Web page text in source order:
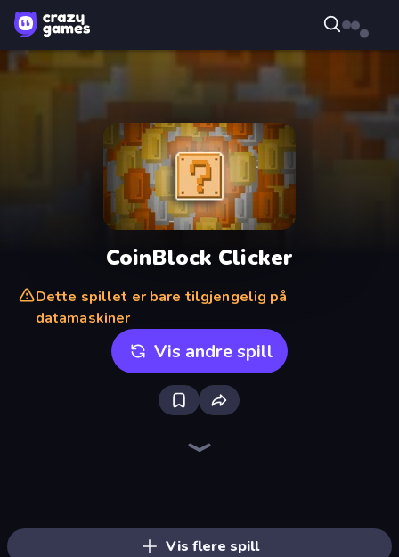
CoinBlock Clicker
Dette spillet er bare tilgjengelig på
datamaskiner
Vis andre spill
Vis flere spill